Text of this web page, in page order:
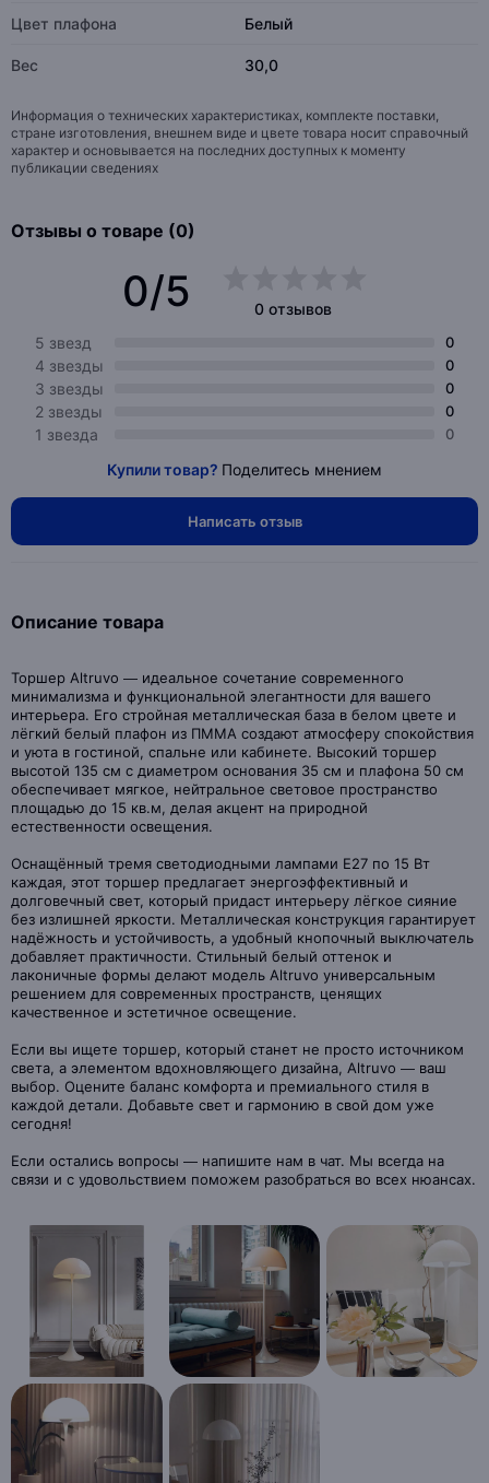
Цвет плафона Белый
Вес 30,0
Информация о технических характеристиках, комплекте поставки,
стране изготовления, внешнем виде и цвете товара носит справочный
характер и основывается на последних доступных к моменту
публикации сведениях
Отзывы о товаре (0)
0/5
0 отзывов
5 звезд
0
4 звезды 0
3 звезды 0
2 звезды 0
1 звезда 0
Купили товар? Поделитесь мнением
Написать отзыв
Описание товара
Торшер Altruvo — идеальное сочетание современного
минимализма и функциональной элегантности для вашего
интерьера. Его стройная металлическая база в белом цвете и
лёгкий белый плафон из ПММА создают атмосферу спокойствия
и уюта в гостиной, спальне или кабинете. Высокий торшер
высотой 135 см с диаметром основания 35 см и плафона 50 см
обеспечивает мягкое, нейтральное световое пространство
площадью до 15 кв.м, делая акцент на природной
естественности освещения.
Оснащённый тремя светодиодными лампами E27 по 15 Вт
каждая, этот торшер предлагает энергоэффективный и
долговечный свет, который придаст интерьеру лёгкое сияние
без излишней яркости. Металлическая конструкция гарантирует
надёжность и устойчивость, а удобный кнопочный выключатель
добавляет практичности. Стильный белый оттенок и
лаконичные формы делают модель Altruvo универсальным
решением для современных пространств, ценящих
качественное и эстетичное освещение.
Если вы ищете торшер, который станет не просто источником
света, а элементом вдохновляющего дизайна, Altruvo — ваш
выбор. Оцените баланс комфорта и премиального стиля в
каждой детали. Добавьте свет и гармонию в свой дом уже
сегодня!
Если остались вопросы — напишите нам в чат. Мы всегда на
связи и с удовольствием поможем разобраться во всех нюансах.